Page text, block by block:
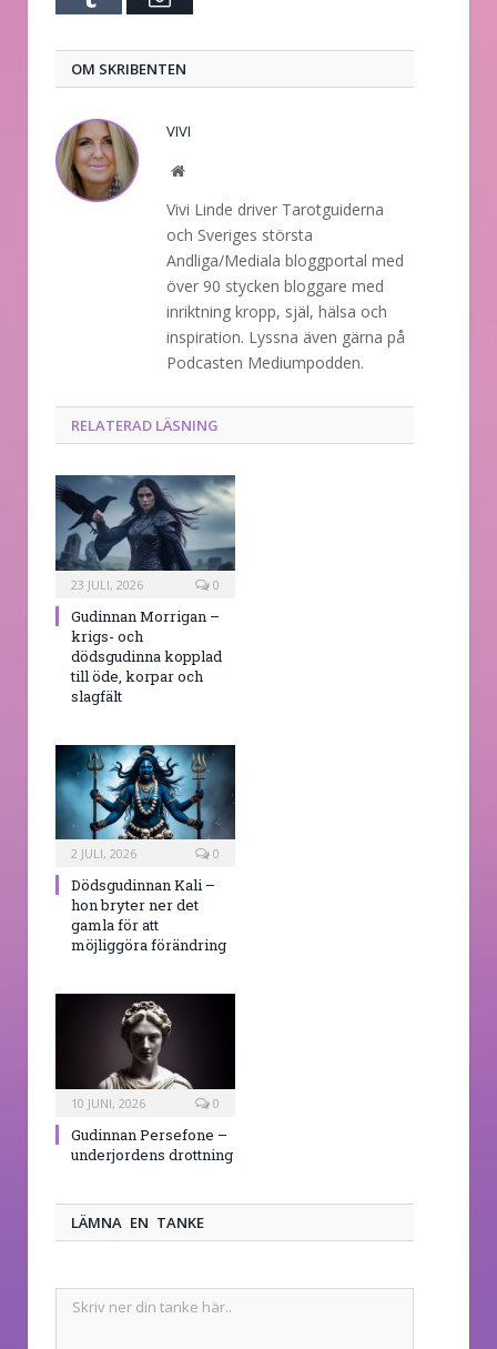
OM SKRIBENTEN
VIVI
Website
Vivi Linde driver Tarotguiderna
och Sveriges största
Andliga/Mediala bloggportal med
över 90 stycken bloggare med
inriktning kropp, själ, hälsa och
inspiration. Lyssna även gärna på
Podcasten Mediumpodden.
RELATERAD LÄSNING
23 JULI, 2026 0
Gudinnan Morrigan –
krigs- och
dödsgudinna kopplad
till öde, korpar och
slagfält
2 JULI, 2026 0
Dödsgudinnan Kali –
hon bryter ner det
gamla för att
möjliggöra förändring
10 JUNI, 2026 0
Gudinnan Persefone –
underjordens drottning
LÄMNA EN TANKE